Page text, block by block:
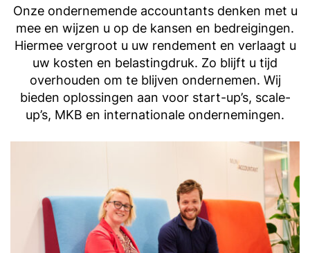
Onze ondernemende accountants denken met u
mee en wijzen u op de kansen en bedreigingen.
Hiermee vergroot u uw rendement en verlaagt u
uw kosten en belastingdruk. Zo blijft u tijd
overhouden om te blijven ondernemen. Wij
bieden oplossingen aan voor start-up’s, scale-
up’s, MKB en internationale ondernemingen.